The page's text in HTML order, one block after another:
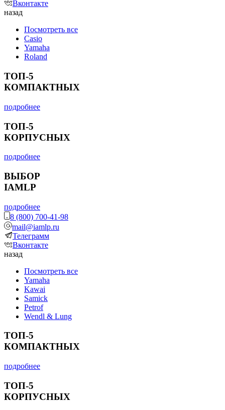
Вконтакте
назад
Посмотреть все
Casio
Yamaha
Roland
ТОП-5
КОМПАКТНЫХ
подробнее
ТОП-5
КОРПУСНЫХ
подробнее
ВЫБОР
IAMLP
подробнее
8 (800) 700-41-98
mail@iamlp.ru
Телеграмм
Вконтакте
назад
Посмотреть все
Yamaha
Kawai
Samick
Petrof
Wendl & Lung
ТОП-5
КОМПАКТНЫХ
подробнее
ТОП-5
КОРПУСНЫХ